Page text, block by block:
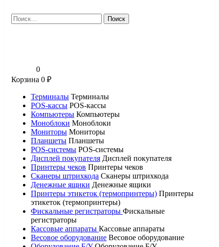
Найти:
0
Корзина 0 ₽
Терминалы Терминалы
POS-кассы POS-кассы
Компьютеры Компьютеры
Моноблоки Моноблоки
Мониторы Мониторы
Планшеты Планшеты
POS-системы POS-системы
Дисплей покупателя Дисплей покупателя
Принтеры чеков Принтеры чеков
Сканеры штрихкода Сканеры штрихкода
Денежные ящики Денежные ящики
Принтеры этикеток (термопринтеры) Принтеры
этикеток (термопринтеры)
Фискальные регистраторы Фискальные
регистраторы
Кассовые аппараты Кассовые аппараты
Весовое оборудование Весовое оборудование